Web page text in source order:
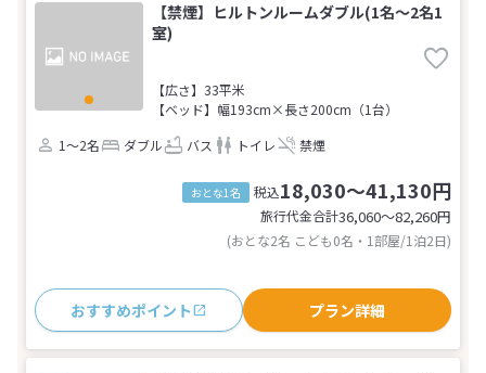
【禁煙】ヒルトンルームダブル(1名～2名1
室)
【広さ】33平米
【ベッド】幅193cm×長さ200cm（1台）
1～2名
ダブル バス トイレ 禁煙
おとな1名 税込18,030～41,130円
旅行代金合計36,060〜82,260円
(おとな2名 こども0名・1部屋/1泊2日)
おすすめポイント プラン詳細